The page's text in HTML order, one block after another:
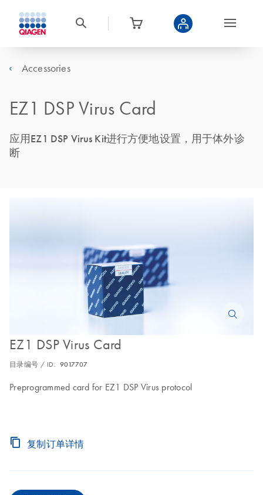
Accessories
EZ1 DSP Virus Card
应用EZ1 DSP Virus Kit进行方便地设置，用于体外诊
断
EZ1 DSP Virus Card
目录编号 / ID. 9017707
Preprogrammed card for EZ1 DSP Virus protocol
复制订单详情